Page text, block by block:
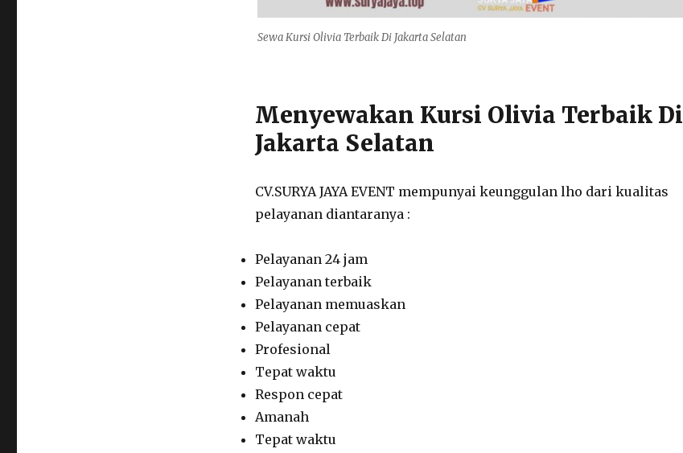
Sewa Kursi Olivia Terbaik Di Jakarta Selatan
Menyewakan Kursi Olivia Terbaik Di
Jakarta Selatan
CV.SURYA JAYA EVENT mempunyai keunggulan lho dari kualitas
pelayanan diantaranya :
Pelayanan 24 jam
Pelayanan terbaik
Pelayanan memuaskan
Pelayanan cepat
Profesional
Tepat waktu
Respon cepat
Amanah
Tepat waktu